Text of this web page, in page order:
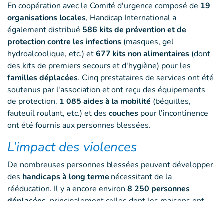
En coopération avec le Comité d'urgence composé de 19
organisations locales, Handicap International a
également distribué 586 kits de prévention et de
protection contre les infections (masques, gel
hydroalcoolique, etc.) et677 kits non alimentaires (dont
des kits de premiers secours et d'hygiène) pour les
familles déplacées. Cinq prestataires de services ont été
soutenus par l'association et ont reçu des équipements
de protection. 1 085 aides à la mobilité (béquilles,
fauteuil roulant, etc.) et des couches pour l’incontinence
ont été fournis aux personnes blessées.
L’impact des violences
De nombreuses personnes blessées peuvent développer
des handicaps à long terme nécessitant de la
rééducation. Il y a encore environ 8 250 personnes